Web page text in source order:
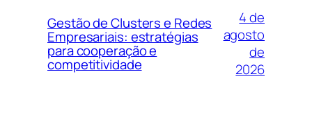
Gestão de Clusters e Redes
Empresariais: estratégias
para cooperação e
competitividade
4 de
agosto
de
2026